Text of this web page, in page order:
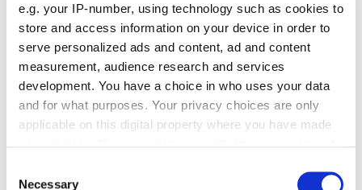
e.g. your IP-number, using technology such as cookies to
store and access information on your device in order to
serve personalized ads and content, ad and content
measurement, audience research and services
development. You have a choice in who uses your data
and for what purposes. Your privacy choices are only
applicable on this digital property where you have made
the Privacy trigger icon.
Necessary